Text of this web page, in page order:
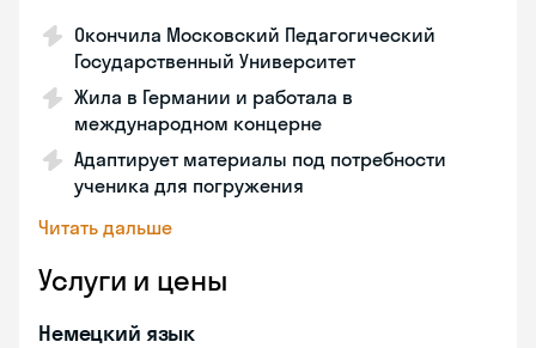
Окончила Московский Педагогический
Государственный Университет
Жила в Германии и работала в
международном концерне
Адаптирует материалы под потребности
ученика для погружения
Читать дальше
Услуги и цены
Немецкий язык